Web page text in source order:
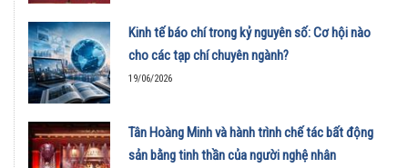
Kinh tế báo chí trong kỷ nguyên số: Cơ hội nào
cho các tạp chí chuyên ngành?
19/06/2026
Tân Hoàng Minh và hành trình chế tác bất động
sản bằng tinh thần của người nghệ nhân